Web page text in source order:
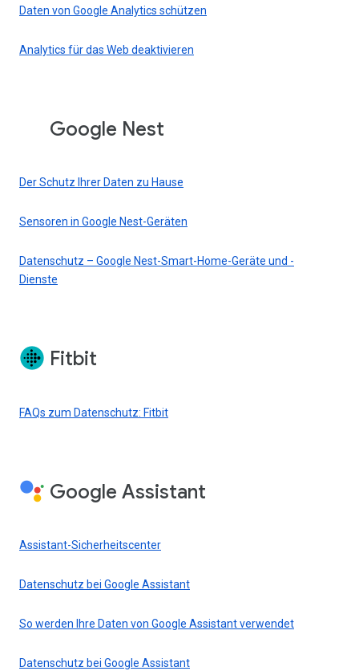
Daten von Google Analytics schützen
Analytics für das Web deaktivieren
Google Nest
Der Schutz Ihrer Daten zu Hause
Sensoren in Google Nest-Geräten
Datenschutz – Google Nest-Smart-Home-Geräte und -
Dienste
Fitbit
FAQs zum Datenschutz: Fitbit
Google Assistant
Assistant-Sicherheitscenter
Datenschutz bei Google Assistant
So werden Ihre Daten von Google Assistant verwendet
Datenschutz bei Google Assistant